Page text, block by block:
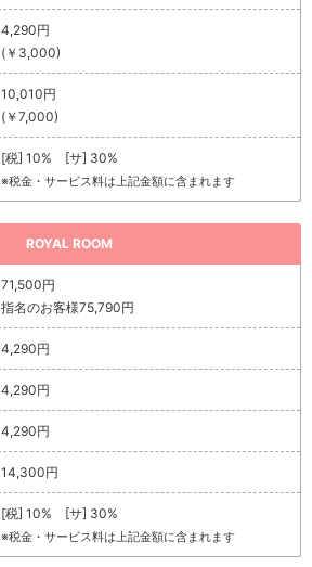
4,290円
(￥3,000)
10,010円
(￥7,000)
[税] 10% [サ] 30%
※税金・サービス料は上記金額に含まれます
ROYAL ROOM
71,500円
指名のお客様75,790円
4,290円
4,290円
4,290円
14,300円
[税] 10% [サ] 30%
※税金・サービス料は上記金額に含まれます